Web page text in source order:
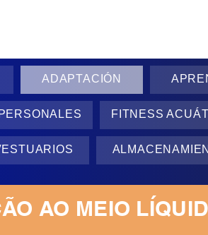
ADAPTACIÓN
FITNESS
AO MEIO